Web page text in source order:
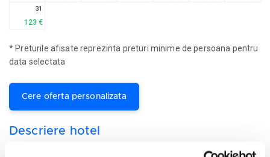
31
123 €
* Preturile afisate reprezinta preturi minime de persoana pentru
data selectata
Cere oferta personalizata
Descriere hotel
este situat in